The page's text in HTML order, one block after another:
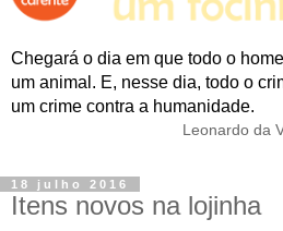
Chegará o dia em que todo o
um animal. E, nesse dia, todo o
um crime contra a humanidade.
Leonardo da
18 julho 2016
Itens novos na lojinha